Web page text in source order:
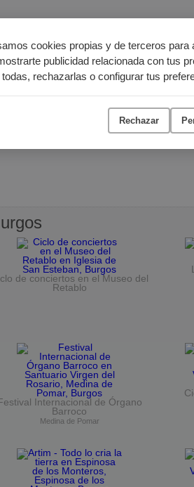
cookies propias y de terceros para
publicidad relacionada con tus
todas, rechazarlas o configurar tus
Rechazar
de conciertos en el Museo del
Retablo
Internacional de Órgano
Barroco
Medina de Pomar